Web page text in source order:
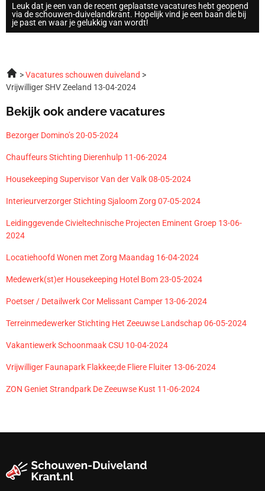
Leuk dat je een van de recent geplaatste vacatures hebt geopend
via de schouwen-duivelandkrant. Hopelijk vind je een baan die bij
je past en waar je gelukkig van wordt!
Vacatures schouwen duiveland
Vrijwilliger SHV Zeeland 13-04-2024
Bekijk ook andere vacatures
Bezorger Domino’s 20-05-2024
Chauffeurs Stichting Dierenhulp 11-06-2024
Housekeeping Supervisor Van der Valk 08-05-2024
Interieurverzorger Stichting Sjaloom Zorg 07-05-2024
Leidinggevende Civieltechnische Projecten Eminent Groep 13-06-
2024
Locatiehoofd Wonen met Zorg Maandag 16-04-2024
Medewerk(st)er Housekeeping Hotel Bom 23-05-2024
Poetser / Detailwerk Cor Melissant Camper 13-06-2024
Terreinmedewerker Stichting Het Zeeuwse Landschap 06-05-2024
Vakantiewerk Schoonmaak CSU 10-04-2024
Vrijwilliger Faunapark Flakkee;de Fliere Fluiter 13-06-2024
ZON Geniet Strandpark De Zeeuwse Kust 11-06-2024